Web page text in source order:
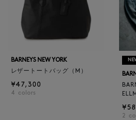
BARNEYS NEW YORK
レザートートバッグ（M）
¥47,300
4 colors
2